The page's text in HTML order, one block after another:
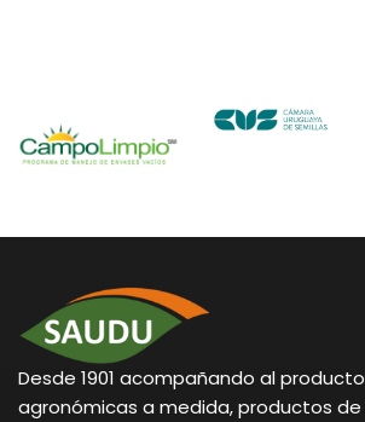
Desde 1901 acompañando al
agronómicas a medida, productos